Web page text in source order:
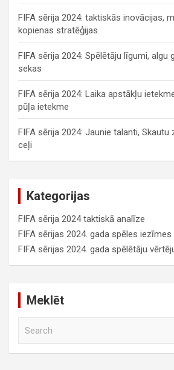
FIFA sērija 2024: taktiskās inovācijas,
kopienas stratēģijas
FIFA sērija 2024: Spēlētāju līgumi, algu
sekas
FIFA sērija 2024: Laika apstākļu
pūļa ietekme
FIFA sērija 2024: Jaunie talanti,
ceļi
Kategorijas
FIFA sērija 2024 taktiskā analīze
FIFA sērijas 2024. gada spēles iezīmes
FIFA sērijas 2024. gada spēlētāju
Meklēt